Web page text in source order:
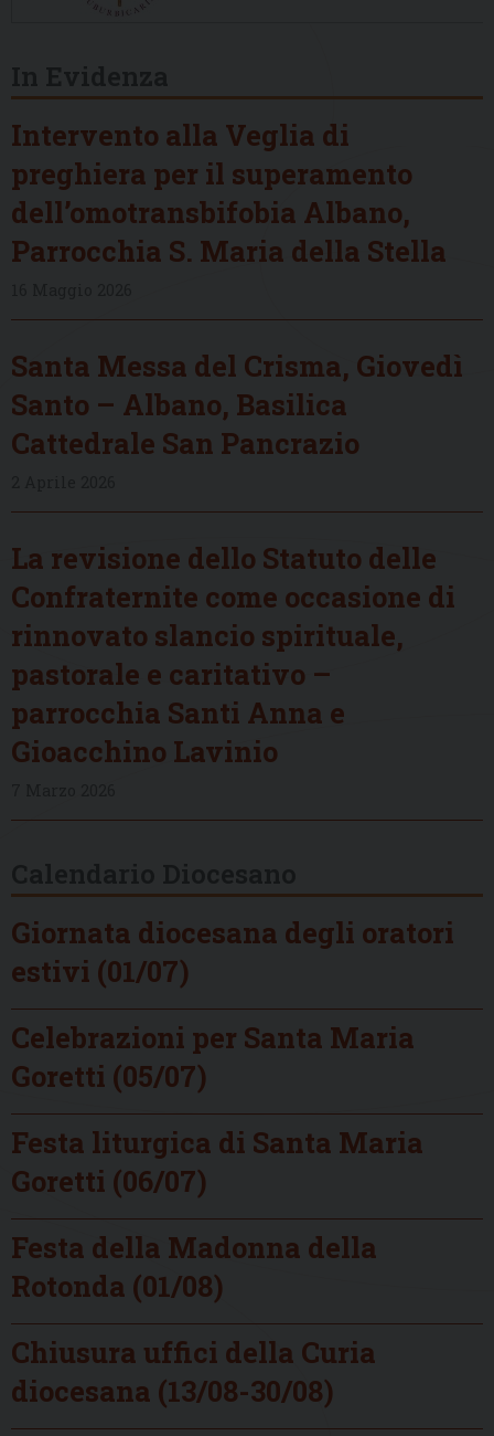
Intervento alla Veglia di
preghiera per il superamento
dell’omotransbifobia Albano,
Parrocchia S. Maria della Stella
Santa Messa del Crisma, Giovedì
Santo – Albano, Basilica
Cattedrale San Pancrazio
La revisione dello Statuto delle
Confraternite come occasione di
rinnovato slancio spirituale,
pastorale e caritativo –
parrocchia Santi Anna e
Gioacchino Lavinio
Giornata diocesana degli oratori
estivi (01/07)
Celebrazioni per Santa Maria
Goretti (05/07)
Festa liturgica di Santa Maria
Goretti (06/07)
Festa della Madonna della
Rotonda (01/08)
Chiusura uffici della Curia
diocesana (13/08-30/08)